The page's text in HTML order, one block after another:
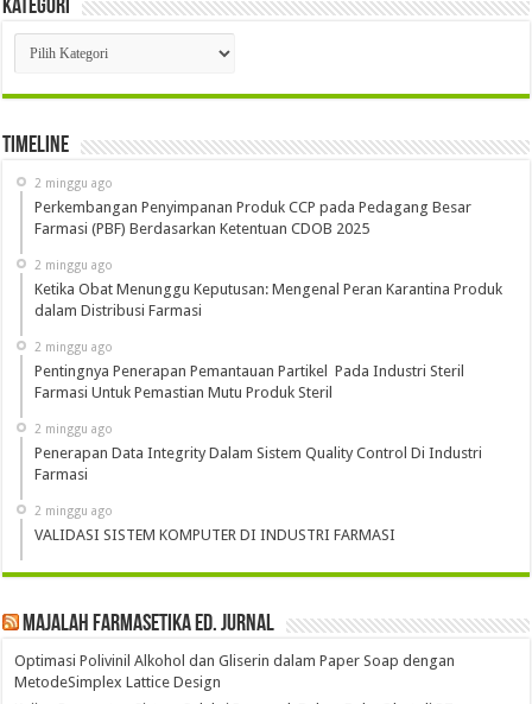
Kategori
Kategori
Timeline
2 minggu ago
Perkembangan Penyimpanan Produk CCP pada Pedagang Besar
Farmasi (PBF) Berdasarkan Ketentuan CDOB 2025
2 minggu ago
Ketika Obat Menunggu Keputusan: Mengenal Peran Karantina Produk
dalam Distribusi Farmasi
2 minggu ago
Pentingnya Penerapan Pemantauan Partikel Pada Industri Steril
Farmasi Untuk Pemastian Mutu Produk Steril
2 minggu ago
Penerapan Data Integrity Dalam Sistem Quality Control Di Industri
Farmasi
2 minggu ago
VALIDASI SISTEM KOMPUTER DI INDUSTRI FARMASI
Majalah Farmasetika Ed. Jurnal
Optimasi Polivinil Alkohol dan Gliserin dalam Paper Soap dengan
MetodeSimplex Lattice Design